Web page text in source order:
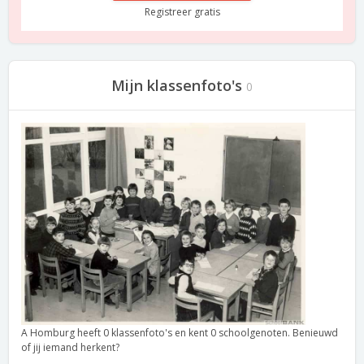
Registreer gratis
Mijn klassenfoto's 0
A Homburg heeft 0 klassenfoto's en kent 0 schoolgenoten. Benieuwd
of jij iemand herkent?